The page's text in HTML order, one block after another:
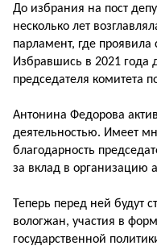
До избрания на пост
несколько лет
парламент, где
Избравшись в 2021 года
председателя комитета
Антонина Федорова
деятельностью. Имеет
благодарность
за вклад в
Теперь перед ней будут
вологжан, участия в
государственной